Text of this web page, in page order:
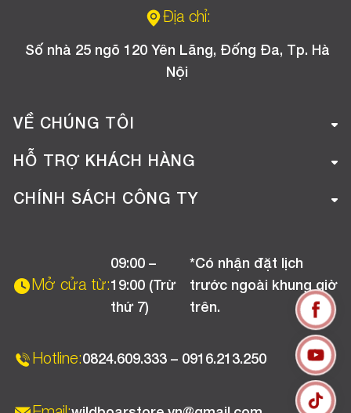
Địa chỉ:
Số nhà 25 ngõ 120 Yên Lãng, Đống Đa, Tp. Hà
Nội
VỀ CHÚNG TÔI
Giới thiệu công ty
Tuyển dụng
HỖ TRỢ KHÁCH HÀNG
Hướng dẫn mua hàng online
Chương trình khuyến mãi
CHÍNH SÁCH CÔNG TY
Chính sách bảo hành
Mở cửa từ:
09:00 –
19:00 (Trừ
thứ 7)
*Có nhận đặt lịch
trước ngoài khung giờ
trên.
Hotline:0824.609.333 – 0916.213.250